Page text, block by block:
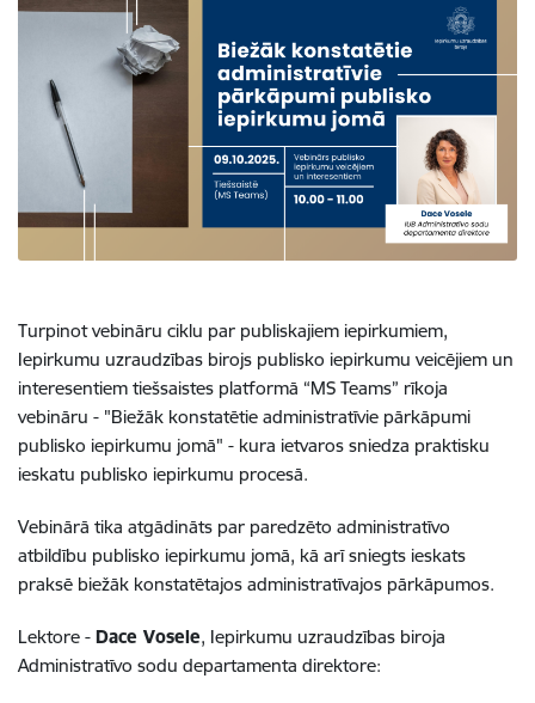
Turpinot vebināru ciklu par publiskajiem iepirkumiem,
Iepirkumu uzraudzības birojs publisko iepirkumu veicējiem un
interesentiem tiešsaistes platformā “MS Teams” rīkoja
vebināru - "Biežāk konstatētie administratīvie pārkāpumi
publisko iepirkumu jomā" - kura ietvaros sniedza praktisku
ieskatu publisko iepirkumu procesā.
Vebinārā tika atgādināts par paredzēto administratīvo
atbildību publisko iepirkumu jomā, kā arī sniegts ieskats
praksē biežāk konstatētajos administratīvajos pārkāpumos.
Lektore - Dace Vosele, Iepirkumu uzraudzības biroja
Administratīvo sodu departamenta direktore: